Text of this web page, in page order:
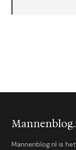
Mannenblog.nl is